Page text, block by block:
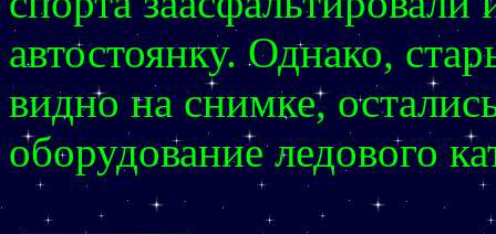
автостоянку. Однако,
видно на снимке,
оборудование ледового